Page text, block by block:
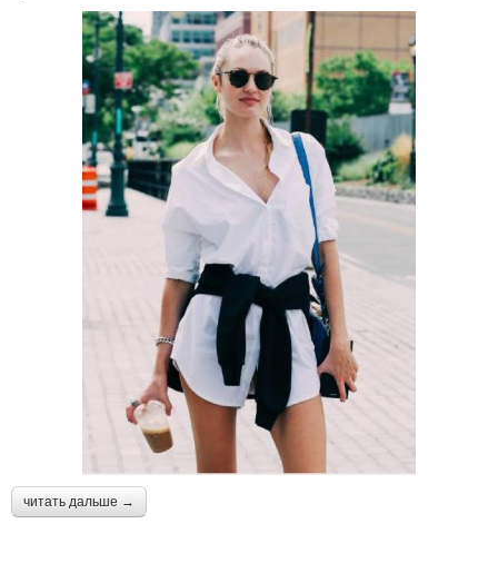
читать дальше →